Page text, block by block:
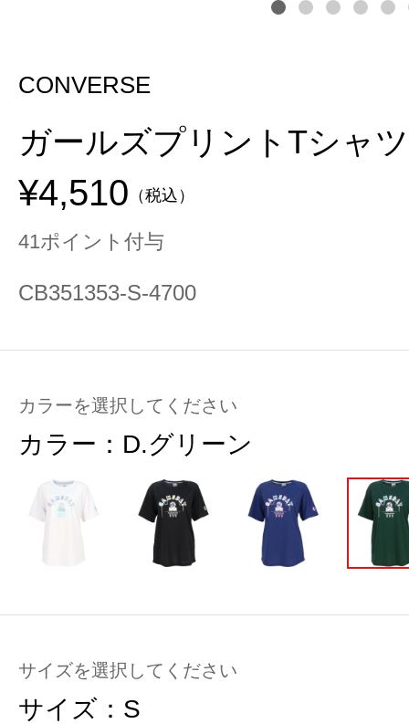
CONVERSE
ガールズプリントTシャツ
¥4,510 （税込）
41ポイント付与
CB351353-S-4700
カラーを選択してください
カラー： D.グリーン
サイズを選択してください
サイズ： S